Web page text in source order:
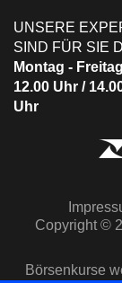
UNSERE
SIND FÜR SIE
Montag -
12.00 Uhr /
Uhr
Copyright ©
Börsenkurse